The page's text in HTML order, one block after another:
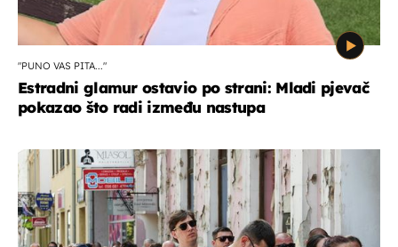
"PUNO VAS PITA..."
Estradni glamur ostavio po strani: Mladi pjevač
pokazao što radi između nastupa